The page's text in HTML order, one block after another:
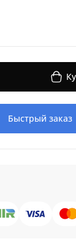
Быстрый заказ